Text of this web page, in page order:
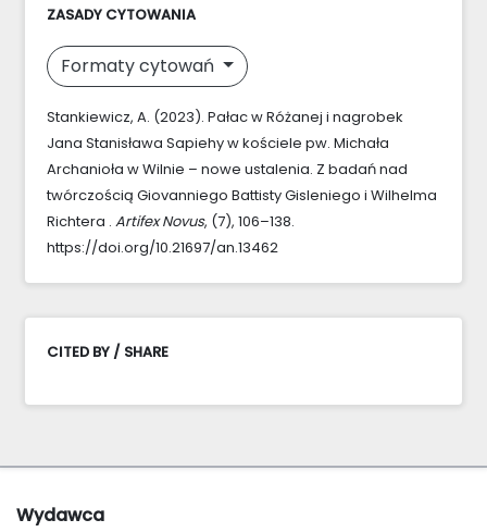
ZASADY CYTOWANIA
Formaty cytowań
Stankiewicz, A. (2023). Pałac w Różanej i nagrobek
Jana Stanisława Sapiehy w kościele pw. Michała
Archanioła w Wilnie – nowe ustalenia. Z badań nad
twórczością Giovanniego Battisty Gisleniego i Wilhelma
Richtera . Artifex Novus, (7), 106–138.
https://doi.org/10.21697/an.13462
CITED BY / SHARE
Wydawca